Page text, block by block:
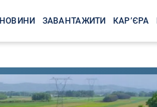
НОВИНИ ЗАВАНТАЖИТИ КАР’ЄРА